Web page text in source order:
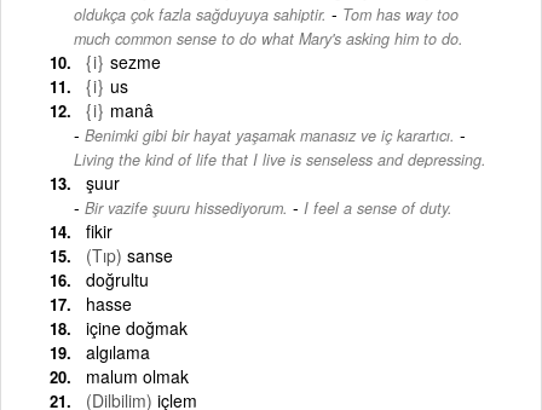
oldukça çok fazla sağduyuya sahiptir. - Tom has way too
much common sense to do what Mary's asking him to do.
{i} sezme
{i} us
{i} manâ
Benimki gibi bir hayat yaşamak manasız ve iç karartıcı. -
Living the kind of life that I live is senseless and depressing.
şuur
Bir vazife şuuru hissediyorum. - I feel a sense of duty.
fikir
(Tıp) sanse
doğrultu
hasse
içine doğmak
algılama
malum olmak
(Dilbilim) içlem